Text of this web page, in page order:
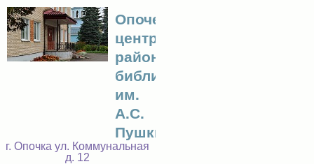
Перейти к основному
содержанию
Опочецкая
центральная
районная
библиотека
им.
А.С.
Пушкина
г. Опочка ул. Коммунальная
д. 12